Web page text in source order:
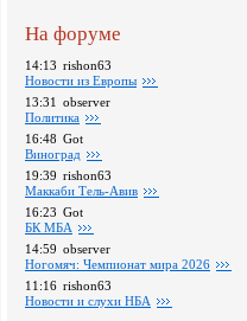
На форуме
14:13 rishon63
Новости из Европы
13:31 observer
Политика
16:48 Got
Виноград
19:39 rishon63
Маккаби Тель-Авив
16:23 Got
БК МБА
14:59 observer
Ногомяч: Чемпионат мира 2026
11:16 rishon63
Новости и слухи НБА